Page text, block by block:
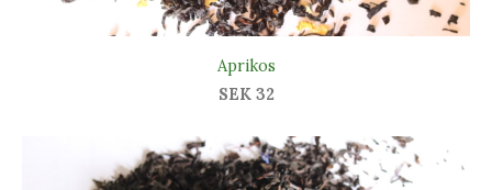
Aprikos
SEK 32